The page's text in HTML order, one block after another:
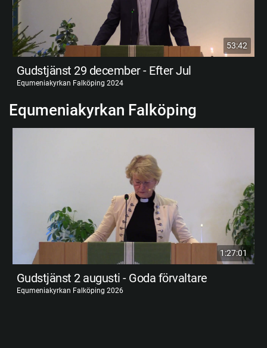
53:42
Gudstjänst 29 december - Efter Jul
Equmeniakyrkan Falköping 2024
Equmeniakyrkan Falköping
1:27:01
Gudstjänst 2 augusti - Goda förvaltare
Equmeniakyrkan Falköping 2026